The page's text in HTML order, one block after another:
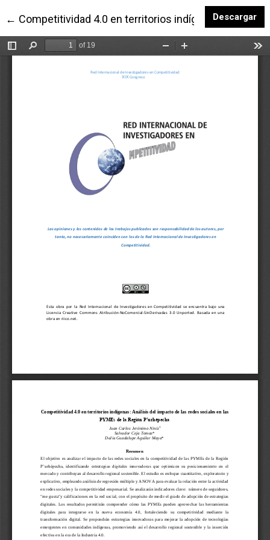
← Volver a los detalles del artículo
Competitividad 4.0 en territorios indígenas: Análisis
Descargar